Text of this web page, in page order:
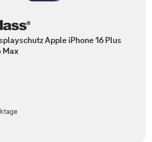
Apple iPhone 16 Plus
Max